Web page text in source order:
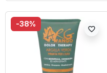
-38%
favorite_border